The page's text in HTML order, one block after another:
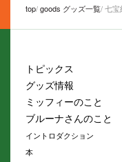
top goods グッズ一覧 七宝
トピックス
グッズ情報
ミッフィーのこと
ブルーナさんのこと
イントロダクション
本